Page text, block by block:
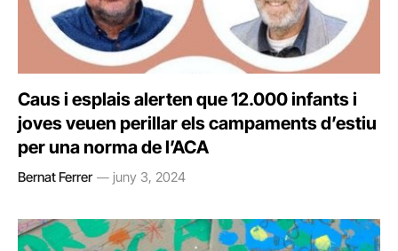
Caus i esplais alerten que 12.000 infants i
joves veuen perillar els campaments d’estiu
per una norma de l’ACA
Bernat Ferrer juny 3, 2024